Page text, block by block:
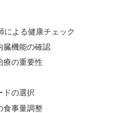
による健康チェック
臓機能の確認
療の重要性
ドの選択
食事量調整